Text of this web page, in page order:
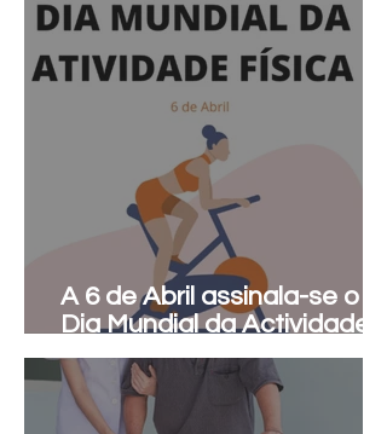
A 6 de Abril assinala-se o
Dia Mundial da Actividade
Física.